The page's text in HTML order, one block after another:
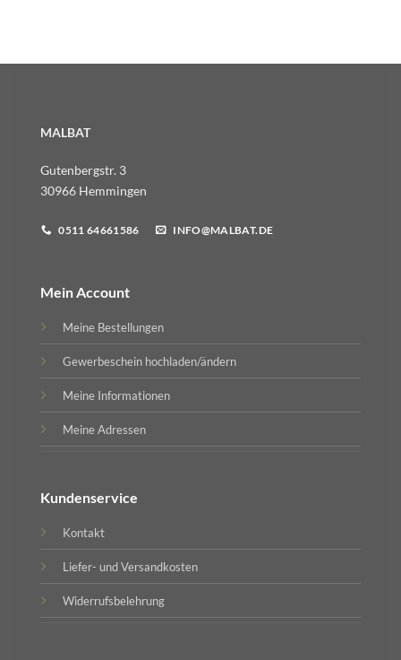
MALBAT
Gutenbergstr. 3
30966 Hemmingen
0511 64661586 INFO@MALBAT.DE
Mein Account
Meine Bestellungen
Gewerbeschein hochladen/ändern
Meine Informationen
Meine Adressen
Kundenservice
Kontakt
Liefer- und Versandkosten
Widerrufsbelehrung